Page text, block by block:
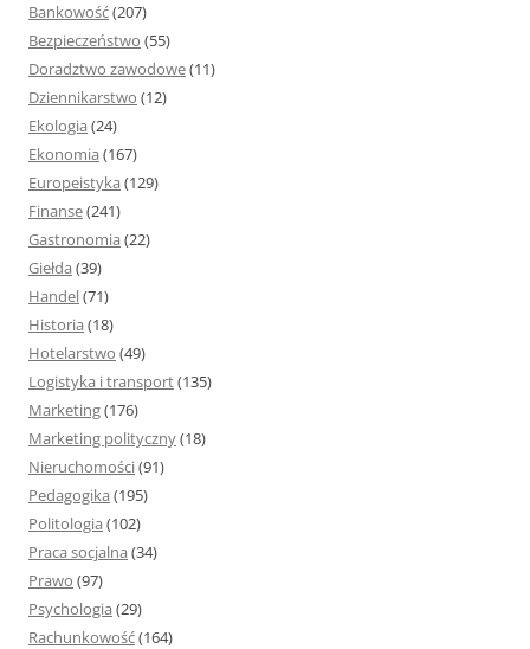
Bankowość(207)
Bezpieczeństwo (55)
Doradztwo zawodowe(11)
Dziennikarstwo (12)
Ekologia (24)
Ekonomia (167)
Europeistyka (129)
Finanse(241)
Gastronomia (22)
Giełda (39)
Handel(71)
Historia (18)
Hotelarstwo (49)
Logistyka i transport(135)
Marketing(176)
Marketing polityczny(18)
Nieruchomości(91)
Pedagogika (195)
Politologia (102)
Praca socjalna (34)
Prawo (97)
Psychologia (29)
Rachunkowość(164)